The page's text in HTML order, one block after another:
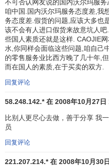
沃尔玛在品牌经营策略上
不同档次的目标消费者。正
了高、低档市场，所以沃尔
尔斯，成为零售业第一品牌。
的中下阶层已逐渐分化为“中上
这一变化，果断采取了不同经
“下”层消费者，更彻底地做到
沃尔玛综合性百货商店装修气
售的产品变化多样、独具特色
不可否认网友说的国内沃尔玛服
咱中国.国内沃尔玛服务态度差,我
务态度差.假货的问题,应该大多也
该不会有人进口假货来故意坑人
些国人素质还就是这样. CAOJIE
水,你同样会面临这些问题,咱自己
的零售服务业比西方晚了几十年,
而在国人的素质,在于买卖的双方.
回复评论
58.248.142.* 在 2008年10月27日
比别人更尽心去做，善于分享 我
员
回复评论
221.207.214.* 在 2008年10月30